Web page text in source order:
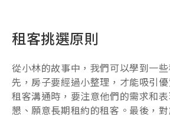
租客挑選原則
從小林的故事中，我們可以學到一
先，房子要經過小整理，才能吸引
租客溝通時，要注意他們的需求和
懇、願意長期租約的租客。最後，